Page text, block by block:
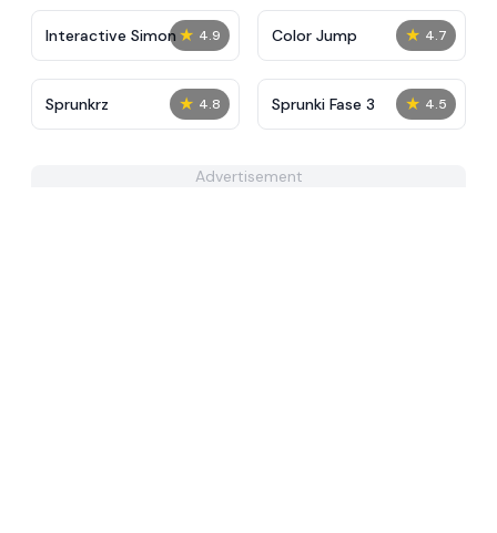
★ 4.9
Interactive Simon ★ 4.7
Color Jump
★ 4.8
Sprunkrz ★ 4.5
Sprunki Fase 3
Advertisement